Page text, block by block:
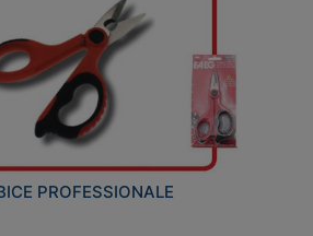
PROFESSIONALE